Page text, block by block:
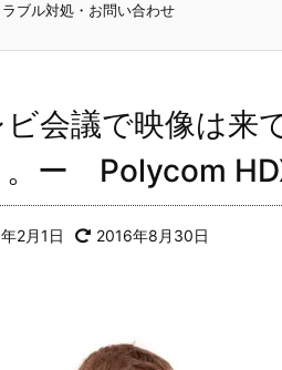
ラブル対処・お問い合わせ
ビ会議で映像は来
。ー Polycom
2月1日 2016年8月30日